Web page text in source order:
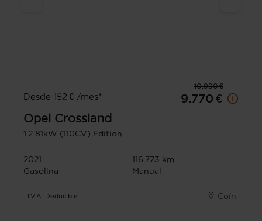
10.990 €
Desde 152 € /mes*
9.770 €
Opel Crossland
1.2 81kW (110CV) Edition
2021
116.773 km
Gasolina
Manual
I.V.A. Deducible Coín